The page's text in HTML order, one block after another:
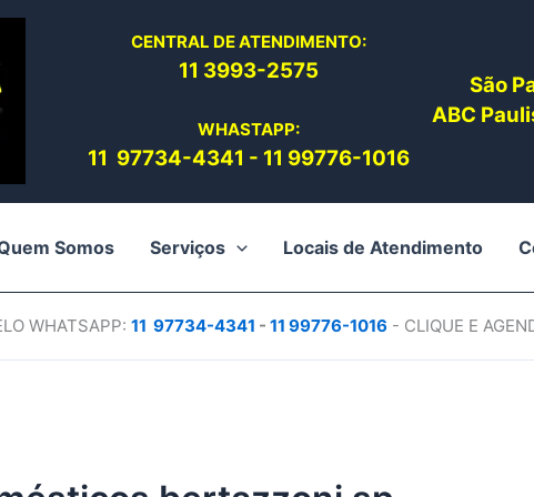
CENTRAL DE ATENDIMENTO:
11 3993-2575
WHASTAPP:
11 97734-4341 - 11 99776-1016
São
ABC
Somos Serviços Locais de Atendimento
WHATSAPP: 11 97734-4341 - 11 99776-1016 - CLIQUE E